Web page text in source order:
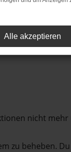
in einem
nicht
zu beheben.
Alle akzeptieren